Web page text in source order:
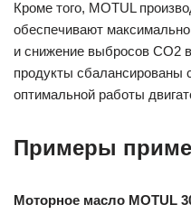
Кроме того, MOTUL
обеспечивают
и снижение выбросов CO2
продукты сбалансированы
оптимальной работы
Примеры
Моторное масло MOTUL